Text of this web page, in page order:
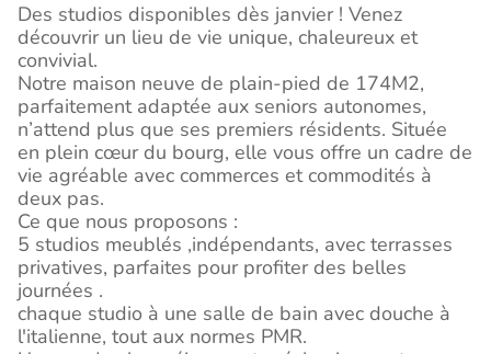
Des studios disponibles dès janvier ! Venez
découvrir un lieu de vie unique, chaleureux et
convivial.
Notre maison neuve de plain-pied de 174M2,
parfaitement adaptée aux seniors autonomes,
n’attend plus que ses premiers résidents. Située
en plein cœur du bourg, elle vous offre un cadre de
vie agréable avec commerces et commodités à
deux pas.
Ce que nous proposons :
5 studios meublés ,indépendants, avec terrasses
privatives, parfaites pour profiter des belles
journées .
chaque studio à une salle de bain avec douche à
l'italienne, tout aux normes PMR.